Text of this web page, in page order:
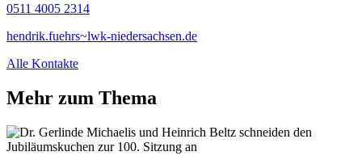
0511 4005 2314
hendrik.fuehrs~lwk-niedersachsen.de
Alle Kontakte
Mehr zum Thema